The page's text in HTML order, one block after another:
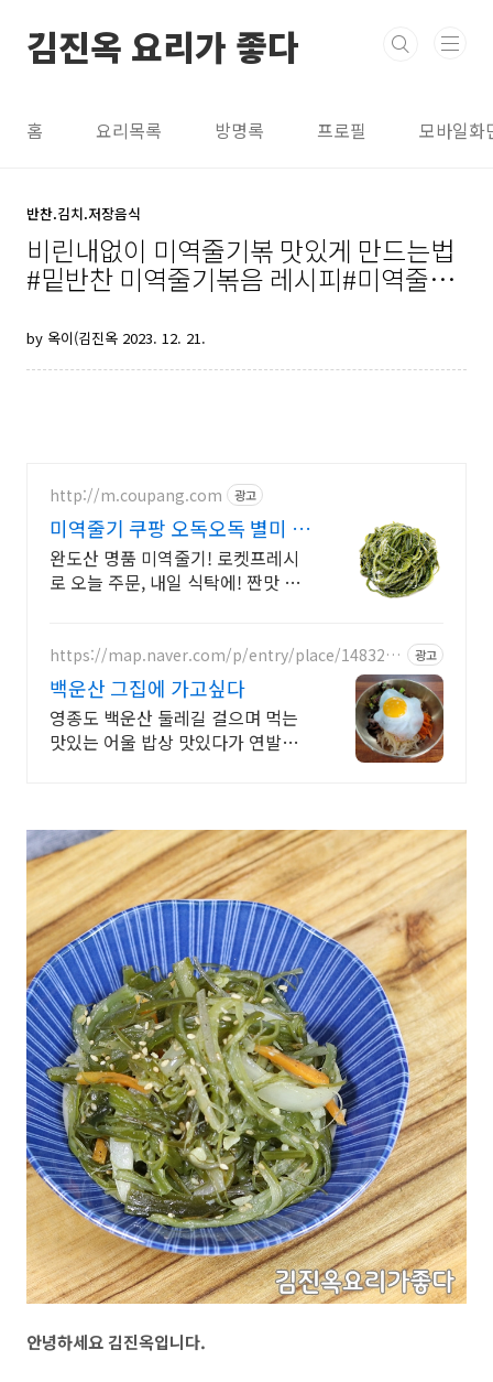
김진옥 요리가 좋다
홈 요리목록 방명록 프로필 모바일화
반찬.김치.저장음식
비린내없이 미역줄기볶 맛있게 만드는법
#밑반찬 미역줄기볶음 레시피#미역줄기
다
by 옥이(김진옥 2023. 12. 21.
http://m.coupang.com 광고
미역줄기 쿠팡 오독오독 별미 식
감
완도산 명품 미역줄기! 로켓프레시
로 오늘 주문, 내일 식탁에! 짠맛 쏙!
https://map.naver.com/p/entry/place/1483223
광고
백운산 그집에 가고싶다
영종도 백운산 둘레길 걸으며 먹는
맛있는 어울 밥상 맛있다가 연발되
안녕하세요 김진옥입니다.